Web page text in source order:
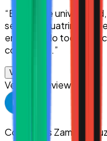
“Excelente
segundo cuatrimestre
encantando todo. Mis
compañe...”
Ver más
Verified Review
Corazones Zamora Cruz